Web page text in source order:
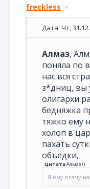
freckless
Дата: Чт,
Алмаз,
поняла по
нас вся
з*дниц, вы
олигархи
бедняжка
тяжко ему
холоп в
пахать
объедки,
ЦитатаАлмаз ()
Я ему плачу